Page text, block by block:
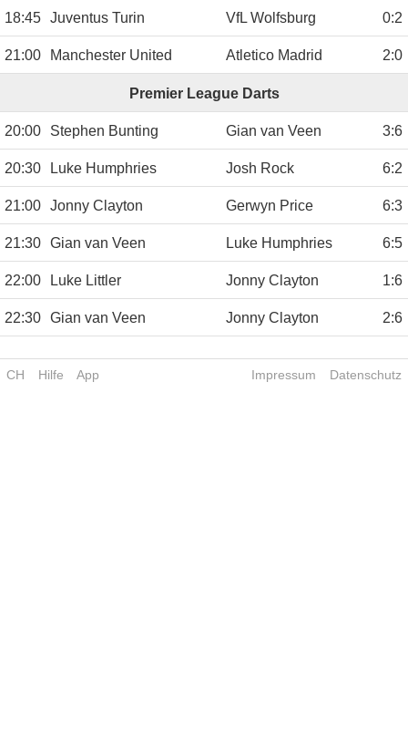
18:45 Juventus Turin VfL Wolfsburg 0:2
21:00 Manchester United Atletico Madrid 2:0
Premier League Darts
20:00 Stephen Bunting Gian van Veen 3:6
20:30 Luke Humphries Josh Rock 6:2
21:00 Jonny Clayton Gerwyn Price 6:3
21:30 Gian van Veen Luke Humphries 6:5
22:00 Luke Littler Jonny Clayton 1:6
22:30 Gian van Veen Jonny Clayton 2:6
CH Hilfe App Impressum Datenschutz